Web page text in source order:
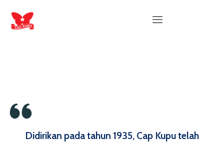
Didirikan pada tahun 1935, Cap Kupu telah